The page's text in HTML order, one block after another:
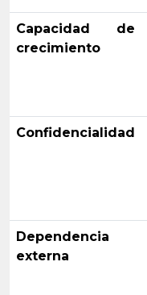
Capacidad de
crecimiento
Confidencialidad
Dependencia
externa